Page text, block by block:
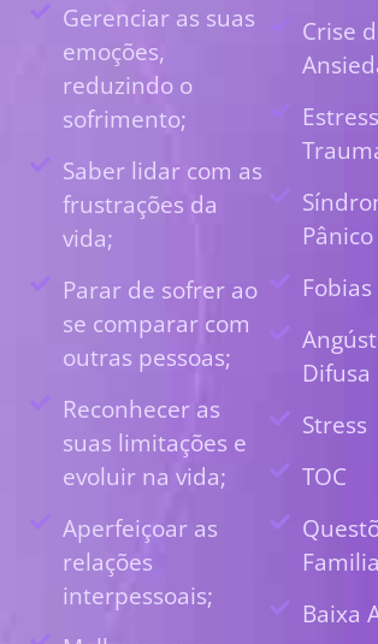
Gerenciar as suas
emoções,
reduzindo o
sofrimento;
Saber lidar com as
frustrações da
vida;
Parar de sofrer ao
se comparar com
outras pessoas;
Reconhecer as
suas limitações e
evoluir na vida;
Aperfeiçoar as
relações
interpessoais;
Crise
Pânico
Difusa
Stress
TOC
Baixa